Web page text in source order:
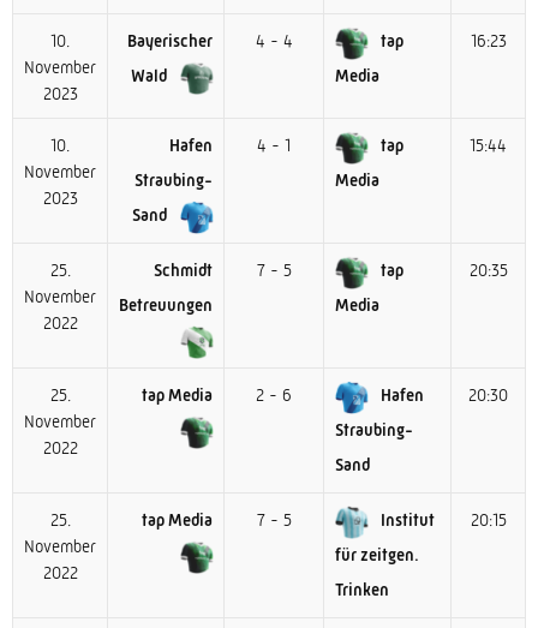
10.
November
2023
Bayerischer
Wald
4 - 4
tap
Media
16:23
10.
November
2023
Hafen
Straubing-
Sand
4 - 1
tap
Media
15:44
25.
November
2022
Schmidt
Betreuungen
7 - 5
tap
Media
20:35
25.
November
2022
tap Media 2 - 6
Hafen
Straubing-
Sand
20:30
25.
November
2022
tap Media 7 - 5
Institut
für zeitgen.
Trinken
20:15